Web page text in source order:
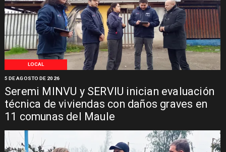
LOCAL
Seremi MINVU y SERVIU inician evaluación
técnica de viviendas con daños graves en
11 comunas del Maule
5 DE AGOSTO DE 2026